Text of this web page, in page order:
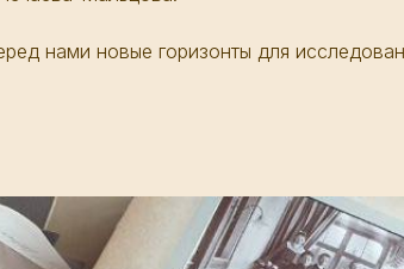
нами новые горизонты для